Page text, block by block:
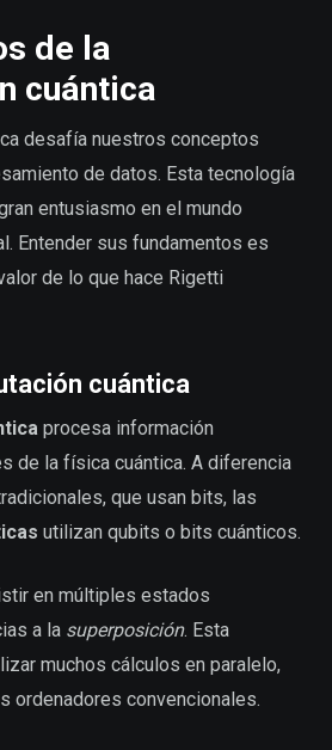
de la
cuántica
desafía nuestros conceptos
de datos. Esta tecnología
entusiasmo en el mundo
Entender sus fundamentos es
de lo que hace Rigetti
cuántica
procesa información
de la física cuántica. A diferencia
que usan bits, las
utilizan qubits o bits cuánticos.
en múltiples estados
a la superposición. Esta
muchos cálculos en paralelo,
ordenadores convencionales.